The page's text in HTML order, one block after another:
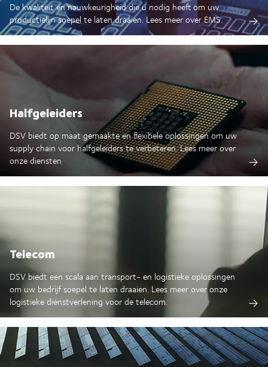
De kwaliteit en nauwkeurigheid die u nodig heeft om uw
productielijn soepel te laten draaien. Lees meer over EMS.
Halfgeleiders
DSV biedt op maat gemaakte en flexibele oplossingen om uw
supply chain voor halfgeleiders te verbeteren. Lees meer over
onze diensten
Telecom
DSV biedt een scala aan transport- en logistieke oplossingen
om uw bedrijf soepel te laten draaien. Lees meer over onze
logistieke dienstverlening voor de telecom.